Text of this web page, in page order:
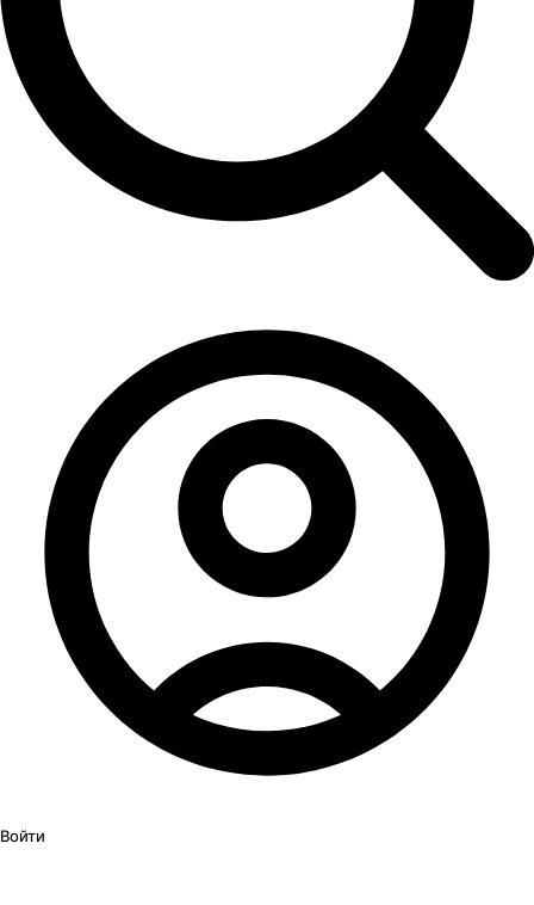
Войти